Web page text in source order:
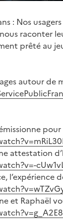
: Nos
raconter
prêté au
autour de
attestation
l’expérience
et Raphaël